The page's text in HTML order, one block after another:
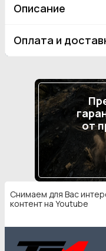
Описание
Оплата и
от
Снимаем для Вас
контент на Youtube